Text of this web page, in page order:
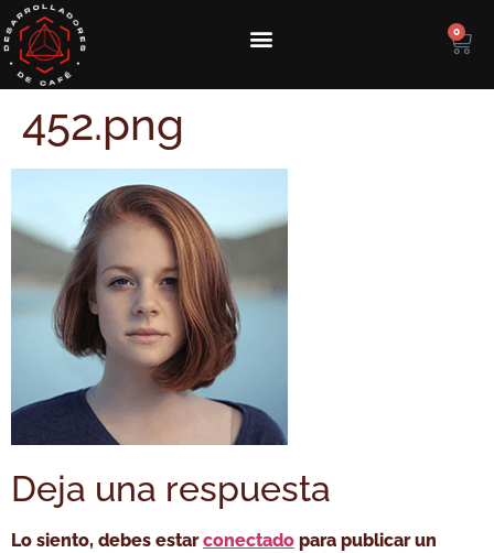
0
452.png
Deja una respuesta
Lo siento, debes estarconectado para publicar un